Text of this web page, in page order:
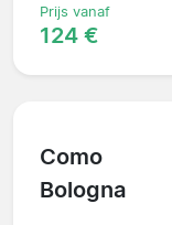
Prijs vanaf
124 €
Como
Bologna